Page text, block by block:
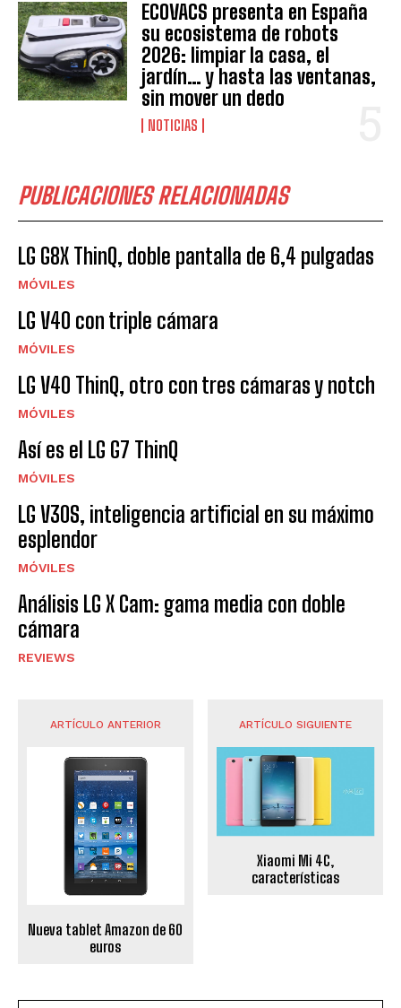
ECOVACS presenta en España
su ecosistema de robots
2026: limpiar la casa, el
jardín… y hasta las ventanas,
sin mover un dedo
NOTICIAS
PUBLICACIONES RELACIONADAS
LG G8X ThinQ, doble pantalla de 6,4 pulgadas
MÓVILES
LG V40 con triple cámara
MÓVILES
LG V40 ThinQ, otro con tres cámaras y notch
MÓVILES
Así es el LG G7 ThinQ
MÓVILES
LG V30S, inteligencia artificial en su máximo
esplendor
MÓVILES
Análisis LG X Cam: gama media con doble
cámara
REVIEWS
ARTÍCULO ANTERIOR
Nueva tablet Amazon de 60
euros
ARTÍCULO SIGUIENTE
Xiaomi Mi 4C,
características